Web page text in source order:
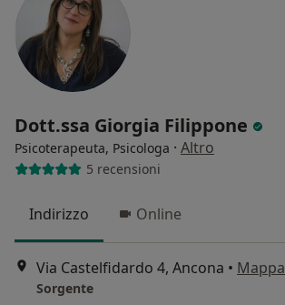
Dott.ssa Giorgia Filippone
Psicoterapeuta, Psicologa · Altro
5 recensioni
Indirizzo Online
Via Castelfidardo 4, Ancona • Mappa
Sorgente